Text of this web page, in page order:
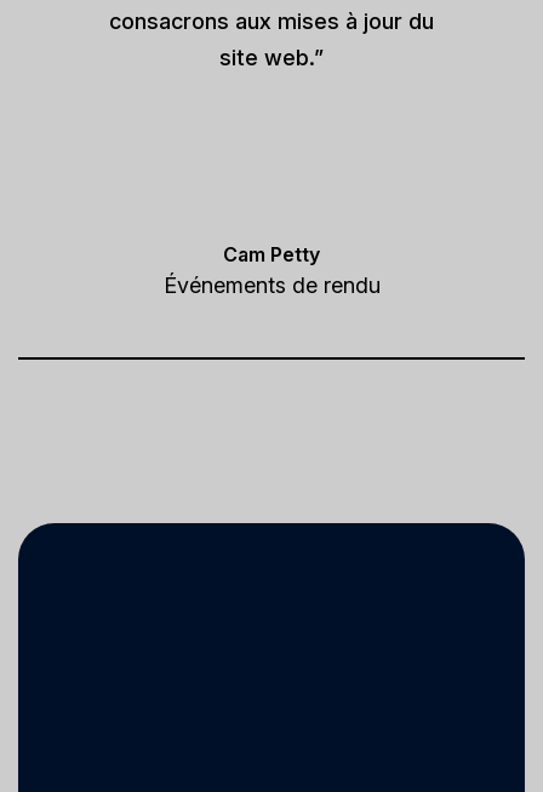
consacrons aux mises à jour du
site web.”
Cam Petty
Événements de rendu